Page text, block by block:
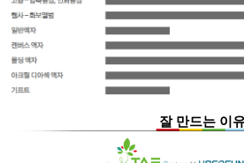
잘 만드는 이